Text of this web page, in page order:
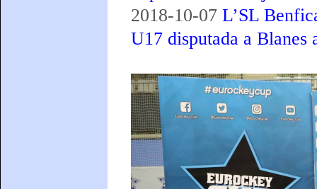
2018-10-07 L’SL
U17 disputada a Blanes